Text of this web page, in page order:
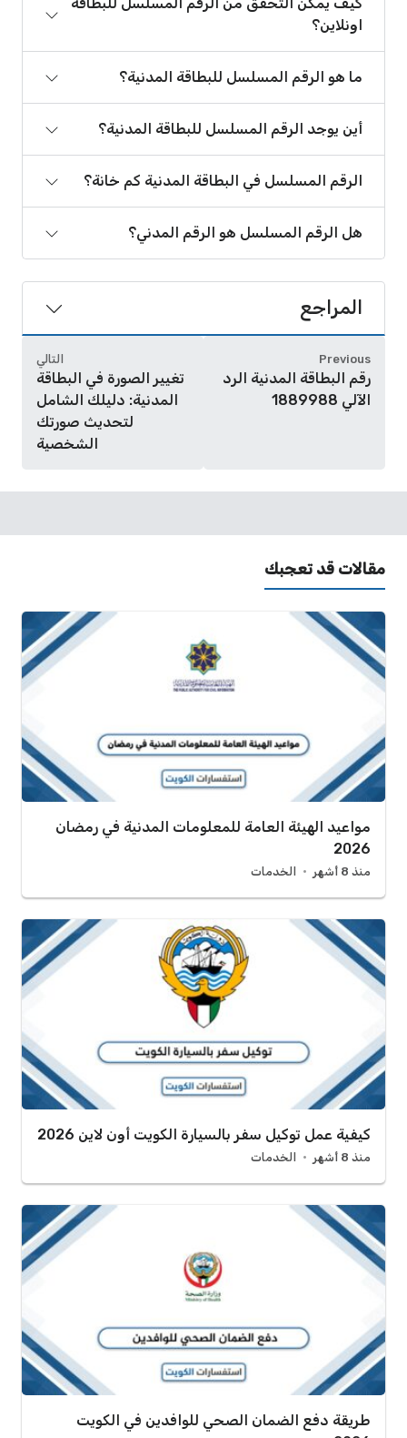
اونلاين؟
ما هو الرقم المسلسل للبطاقة المدنية؟
أين يوجد الرقم المسلسل للبطاقة المدنية؟
الرقم المسلسل في البطاقة المدنية كم خانة؟
هل الرقم المسلسل هو الرقم المدني؟
المراجع
Previous
رقم البطاقة المدنية الرد
الآلي 1889988
التالي
تغيير الصورة في البطاقة
المدنية: دليلك الشامل
لتحديث صورتك
الشخصية
مقالات قد تعجبك
مواعيد الهيئة العامة للمعلومات المدنية في رمضان
2026
منذ 8 أشهر الخدمات
كيفية عمل توكيل سفر بالسيارة الكويت أون لاين 2026
منذ 8 أشهر الخدمات
طريقة دفع الضمان الصحي للوافدين في الكويت